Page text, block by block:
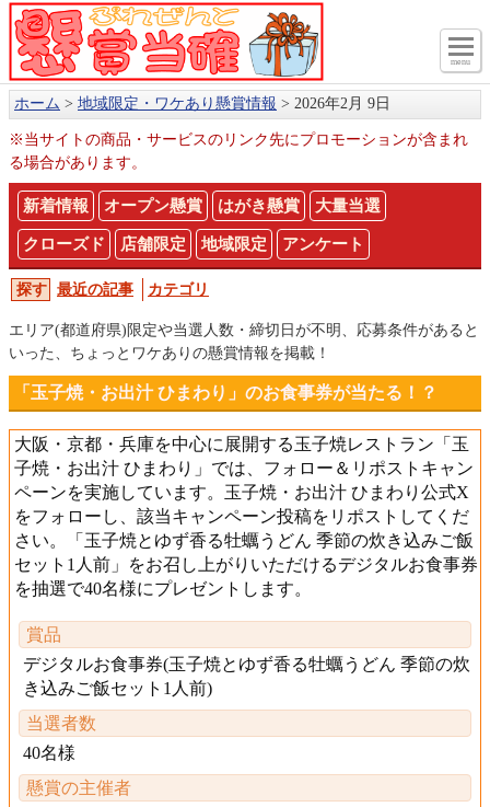
menu
ホーム 地域限定・ワケあり懸賞情報 2026年2月 9日
※当サイトの商品・サービスのリンク先にプロモーションが含まれ
る場合があります。
新着情報 オープン懸賞 はがき懸賞 大量当選
クローズド 店舗限定 地域限定 アンケート
最近の記事 カテゴリ
エリア(都道府県)限定や当選人数・締切日が不明、応募条件があると
いった、ちょっとワケありの懸賞情報を掲載！
「玉子焼・お出汁 ひまわり」のお食事券が当たる！？
大阪・京都・兵庫を中心に展開する玉子焼レストラン「玉
子焼・お出汁 ひまわり」では、フォロー＆リポストキャン
ペーンを実施しています。玉子焼・お出汁 ひまわり公式X
をフォローし、該当キャンペーン投稿をリポストしてくだ
さい。「玉子焼とゆず香る牡蠣うどん 季節の炊き込みご飯
セット1人前」をお召し上がりいただけるデジタルお食事券
を抽選で40名様にプレゼントします。
賞品
デジタルお食事券(玉子焼とゆず香る牡蠣うどん 季節の炊
き込みご飯セット1人前)
当選者数
40名様
懸賞の主催者